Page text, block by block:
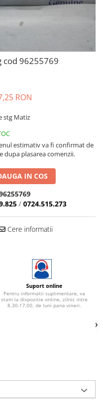
cod 96255769
RON
stg Matiz
estimativ va fi confirmat de
dupa plasarea comenzii.
IN COS
/ 0724.515.273
Cere informatii
Suport online
Pentru informatii suplimentare, va
stam la dispozitie online, zilnic intre
8,30-17,00, de luni pana vineri.